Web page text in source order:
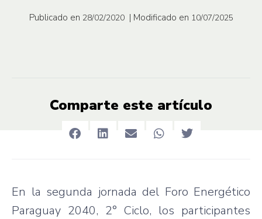
Publicado en 28/02/2020 | Modificado en 10/07/2025
Comparte este artículo
En la segunda jornada del Foro Energético
Paraguay 2040, 2° Ciclo, los participantes